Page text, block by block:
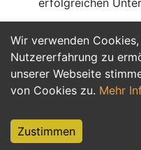
Wir verwenden
Nutzererfahrung zu
unserer Webseite
von Cookies zu. Mehr
Zustimmen
erfolgreichen
Jetzt